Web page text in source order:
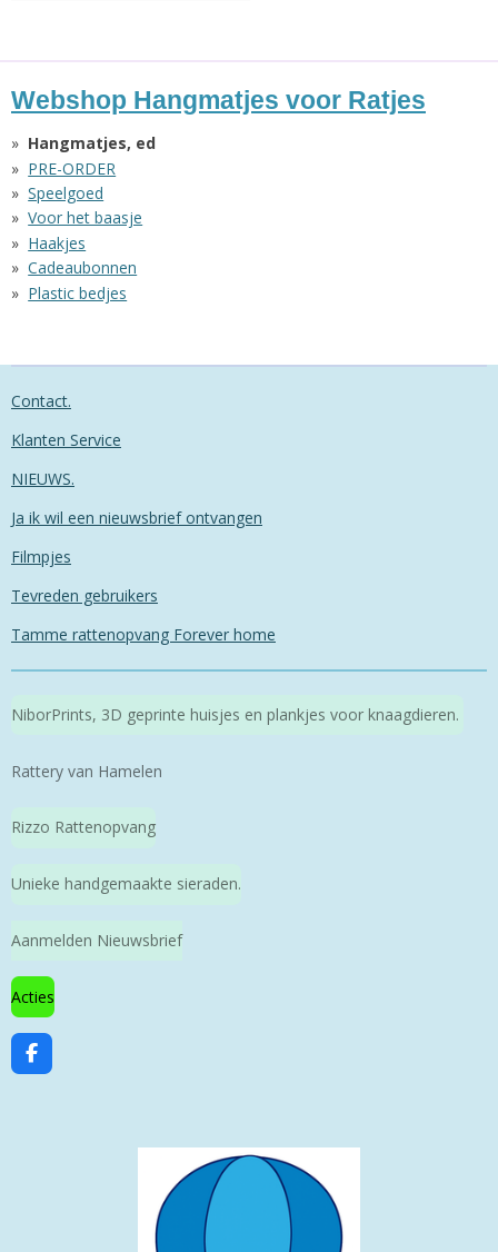
Webshop Hangmatjes voor Ratjes
Hangmatjes, ed
PRE-ORDER
Speelgoed
Voor het baasje
Haakjes
Cadeaubonnen
Plastic bedjes
Contact.
Klanten Service
NIEUWS.
Ja ik wil een nieuwsbrief ontvangen
Filmpjes
Tevreden gebruikers
Tamme rattenopvang Forever home
NiborPrints, 3D geprinte huisjes en plankjes voor knaagdieren.
Rattery van Hamelen
Rizzo Rattenopvang
Unieke handgemaakte sieraden.
Aanmelden Nieuwsbrief
Acties
F
a